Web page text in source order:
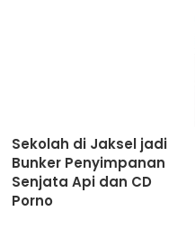
Sekolah di Jaksel jadi
Bunker Penyimpanan
Senjata Api dan CD
Porno